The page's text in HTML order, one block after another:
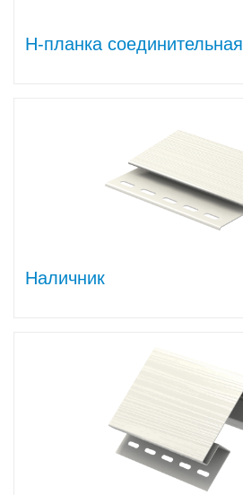
Н-планка соединительная
Наличник